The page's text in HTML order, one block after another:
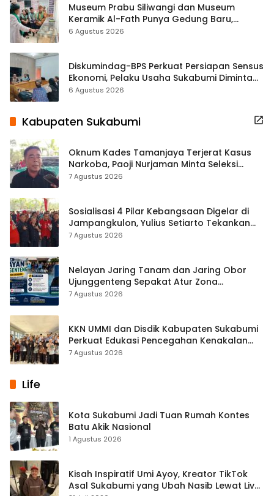
Museum Prabu Siliwangi dan Museum
Keramik Al-Fath Punya Gedung Baru,
Hampir 500 Koleksi Dipisahkan
6 Agustus 2026
Diskumindag-BPS Perkuat Persiapan Sensus
Ekonomi, Pelaku Usaha Sukabumi Diminta
Terbuka Beri Data
6 Agustus 2026
Kabupaten Sukabumi
Oknum Kades Tamanjaya Terjerat Kasus
Narkoba, Paoji Nurjaman Minta Seleksi
Calon Kades Diperketat
7 Agustus 2026
Sosialisasi 4 Pilar Kebangsaan Digelar di
Jampangkulon, Yulius Setiarto Tekankan
Pentingnya Persatuan
7 Agustus 2026
Nelayan Jaring Tanam dan Jaring Obor
Ujunggenteng Sepakat Atur Zona
Penangkapan
7 Agustus 2026
KKN UMMI dan Disdik Kabupaten Sukabumi
Perkuat Edukasi Pencegahan Kenakalan
Remaja di SMPN 2 Tegalbuleud
7 Agustus 2026
Life
Kota Sukabumi Jadi Tuan Rumah Kontes
Batu Akik Nasional
1 Agustus 2026
Kisah Inspiratif Umi Ayoy, Kreator TikTok
Asal Sukabumi yang Ubah Nasib Lewat Live